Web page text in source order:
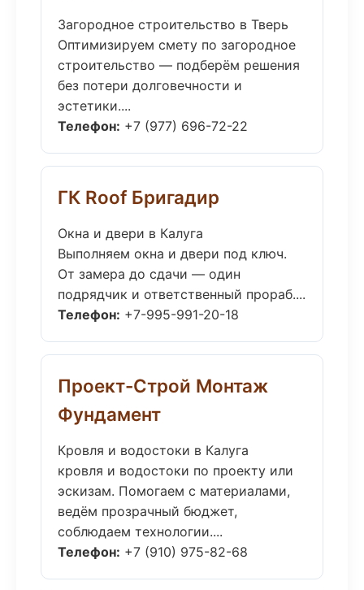
Загородное строительство в Тверь
Оптимизируем смету по загородное
строительство — подберём решения
без потери долговечности и
эстетики....
Телефон: +7 (977) 696-72-22
ГК Roof Бригадир
Окна и двери в Калуга
Выполняем окна и двери под ключ.
От замера до сдачи — один
подрядчик и ответственный прораб....
Телефон: +7-995-991-20-18
Проект-Строй Монтаж
Фундамент
Кровля и водостоки в Калуга
кровля и водостоки по проекту или
эскизам. Помогаем с материалами,
ведём прозрачный бюджет,
соблюдаем технологии....
Телефон: +7 (910) 975-82-68